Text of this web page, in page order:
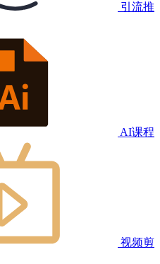
引流推
AI课程
视频剪